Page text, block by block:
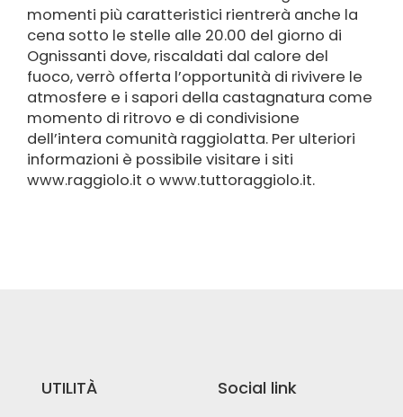
Home
Raggiolo il paese dei Còrsi
Scopri Raggiolo
Cosa fare a Raggiolo
La guida per i bambini
Ecomuseo della Castagna
momenti più caratteristici rientrerà anche la
cena sotto le stelle alle 20.00 del giorno di
Ognissanti dove, riscaldati dal calore del
fuoco, verrò offerta l’opportunità di rivivere le
atmosfere e i sapori della castagnatura come
momento di ritrovo e di condivisione
dell’intera comunità raggiolatta. Per ulteriori
informazioni è possibile visitare i siti
www.raggiolo.it o www.tuttoraggiolo.it.
UTILITÀ Social link